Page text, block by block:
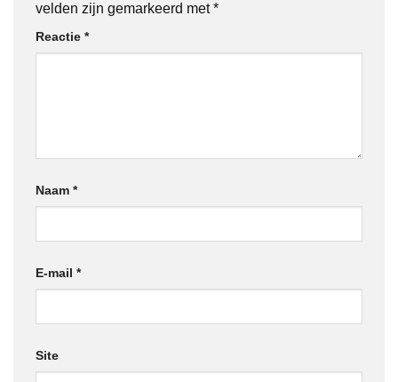
velden zijn gemarkeerd met*
Reactie *
Naam *
E-mail *
Site